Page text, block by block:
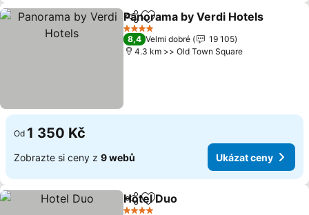
SdíletPřidat na seznam oblíbených
Panorama by Verdi Hotels
4 Počet hvězdiček
8,4 Velmi dobré
19 105
4.3 km >> Old Town Square
Od 1 350 Kč
Zobrazte si ceny z 9 webů Ukázat ceny
SdíletPřidat na seznam oblíbených
Hotel Duo